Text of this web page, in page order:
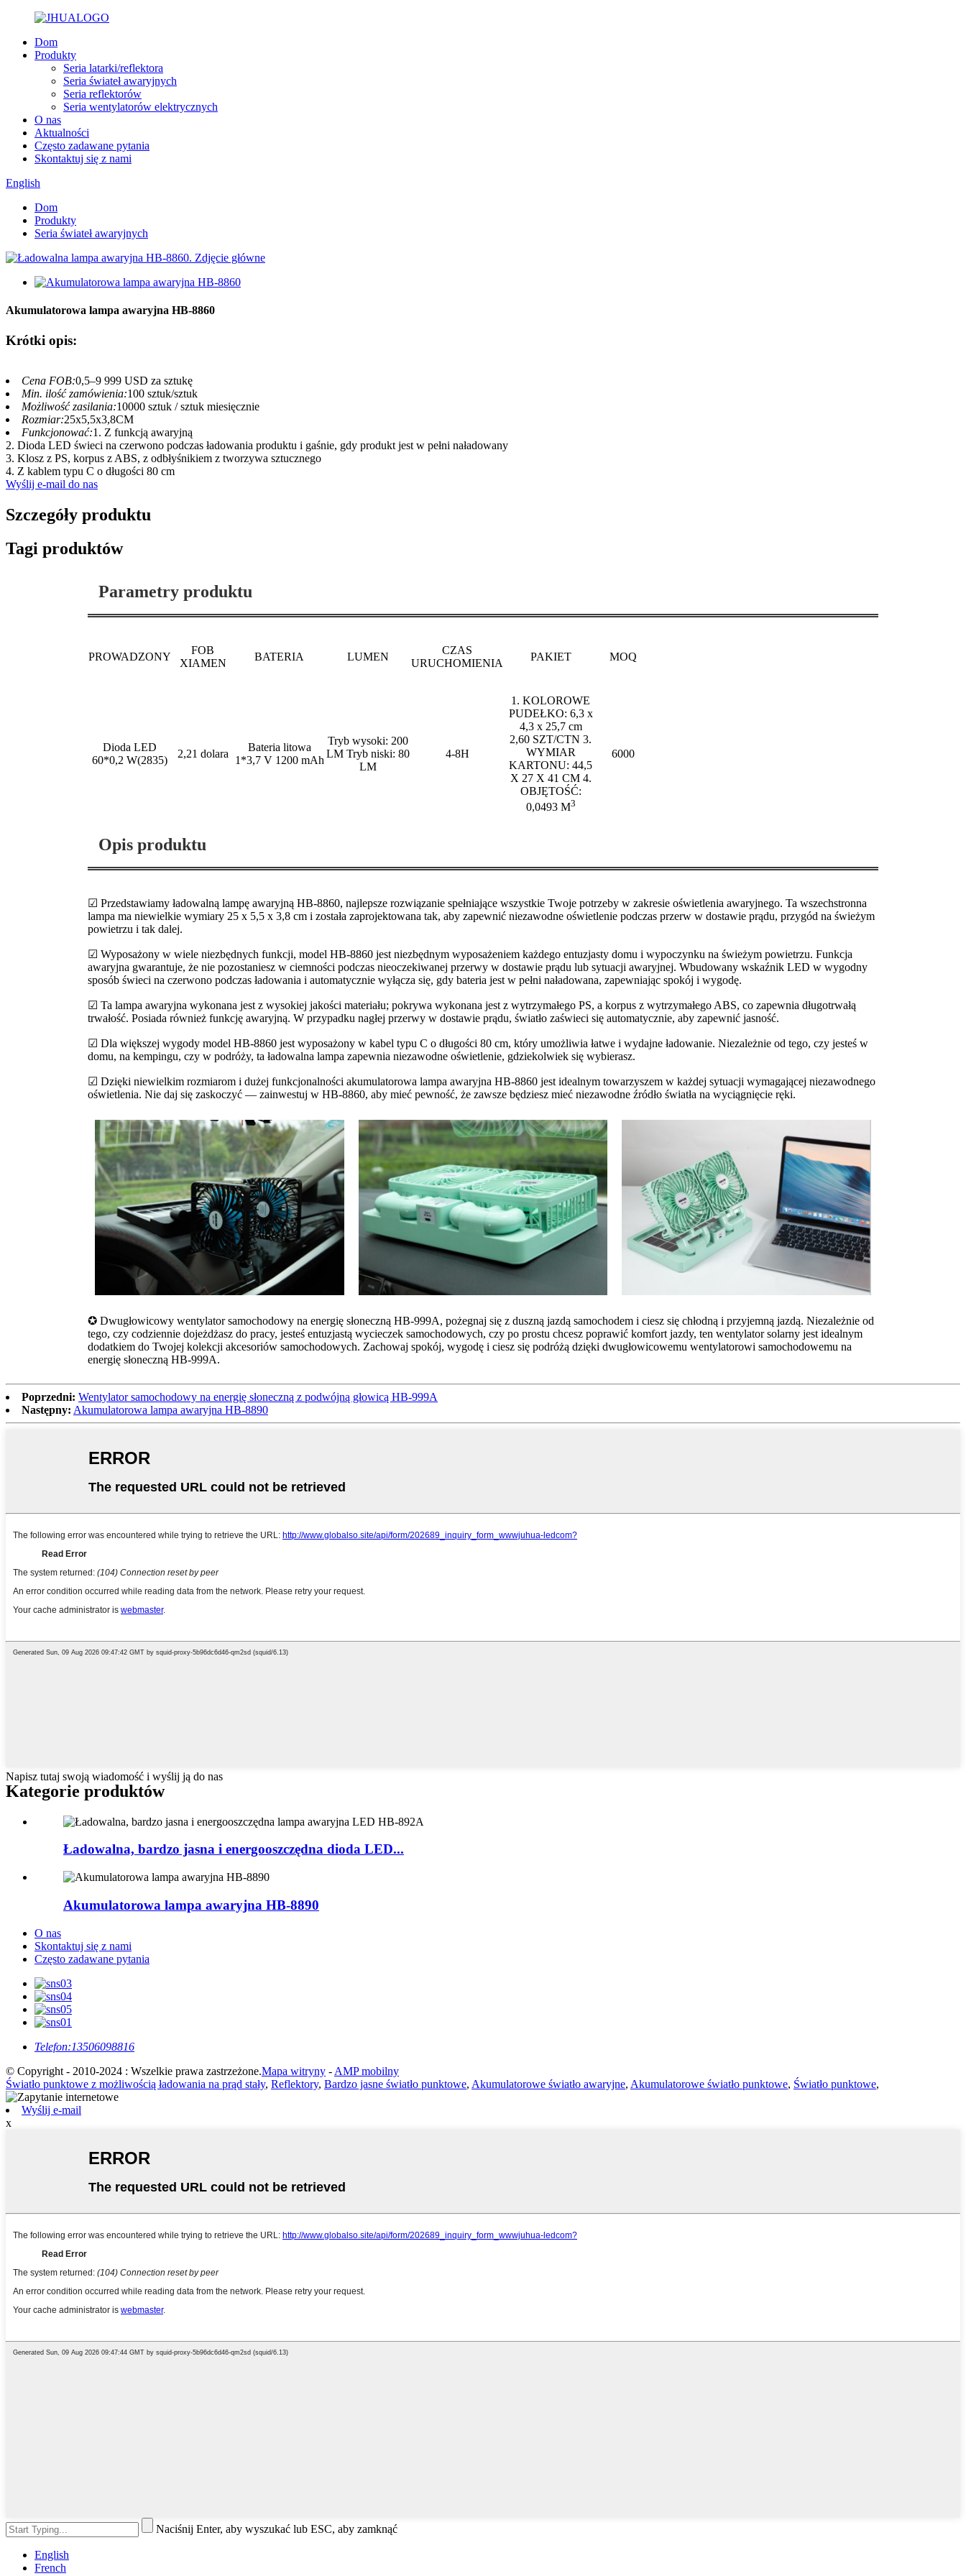
Dom
Produkty
Seria latarki/reflektora
Seria świateł awaryjnych
Seria reflektorów
Seria wentylatorów elektrycznych
O nas
Aktualności
Często zadawane pytania
Skontaktuj się z nami
English
Dom
Produkty
Seria świateł awaryjnych
Akumulatorowa lampa awaryjna HB-8860
Krótki opis:
Cena FOB:0,5–9 999 USD za sztukę
Min. ilość zamówienia:100 sztuk/sztuk
Możliwość zasilania:10000 sztuk / sztuk miesięcznie
Rozmiar:25x5,5x3,8CM
Funkcjonować:1. Z funkcją awaryjną
2. Dioda LED świeci na czerwono podczas ładowania produktu i gaśnie, gdy produkt jest w pełni naładowany
3. Klosz z PS, korpus z ABS, z odbłyśnikiem z tworzywa sztucznego
4. Z kablem typu C o długości 80 cm
Wyślij e-mail do nas
Szczegóły produktu
Tagi produktów
Parametry produktu
PROWADZONY
FOB
XIAMEN
BATERIA LUMEN
CZAS
URUCHOMIENIA
PAKIET MOQ
Dioda LED
60*0,2 W(2835)
2,21 dolara
Bateria litowa
1*3,7 V 1200 mAh
Tryb wysoki: 200
LM Tryb niski: 80
LM
4-8H
1. KOLOROWE
PUDEŁKO: 6,3 x
4,3 x 25,7 cm
2,60 SZT/CTN 3.
WYMIAR
KARTONU: 44,5
X 27 X 41 CM 4.
OBJĘTOŚĆ:
0,0493 M3
6000
Opis produktu
☑ Przedstawiamy ładowalną lampę awaryjną HB-8860, najlepsze rozwiązanie spełniające wszystkie Twoje potrzeby w zakresie oświetlenia awaryjnego. Ta wszechstronna
lampa ma niewielkie wymiary 25 x 5,5 x 3,8 cm i została zaprojektowana tak, aby zapewnić niezawodne oświetlenie podczas przerw w dostawie prądu, przygód na świeżym
powietrzu i tak dalej.
☑ Wyposażony w wiele niezbędnych funkcji, model HB-8860 jest niezbędnym wyposażeniem każdego entuzjasty domu i wypoczynku na świeżym powietrzu. Funkcja
awaryjna gwarantuje, że nie pozostaniesz w ciemności podczas nieoczekiwanej przerwy w dostawie prądu lub sytuacji awaryjnej. Wbudowany wskaźnik LED w wygodny
sposób świeci na czerwono podczas ładowania i automatycznie wyłącza się, gdy bateria jest w pełni naładowana, zapewniając spokój i wygodę.
☑ Ta lampa awaryjna wykonana jest z wysokiej jakości materiału; pokrywa wykonana jest z wytrzymałego PS, a korpus z wytrzymałego ABS, co zapewnia długotrwałą
trwałość. Posiada również funkcję awaryjną. W przypadku nagłej przerwy w dostawie prądu, światło zaświeci się automatycznie, aby zapewnić jasność.
☑ Dla większej wygody model HB-8860 jest wyposażony w kabel typu C o długości 80 cm, który umożliwia łatwe i wydajne ładowanie. Niezależnie od tego, czy jesteś w
domu, na kempingu, czy w podróży, ta ładowalna lampa zapewnia niezawodne oświetlenie, gdziekolwiek się wybierasz.
☑ Dzięki niewielkim rozmiarom i dużej funkcjonalności akumulatorowa lampa awaryjna HB-8860 jest idealnym towarzyszem w każdej sytuacji wymagającej niezawodnego
oświetlenia. Nie daj się zaskoczyć — zainwestuj w HB-8860, aby mieć pewność, że zawsze będziesz mieć niezawodne źródło światła na wyciągnięcie ręki.
✪ Dwugłowicowy wentylator samochodowy na energię słoneczną HB-999A, pożegnaj się z duszną jazdą samochodem i ciesz się chłodną i przyjemną jazdą. Niezależnie od
tego, czy codziennie dojeżdżasz do pracy, jesteś entuzjastą wycieczek samochodowych, czy po prostu chcesz poprawić komfort jazdy, ten wentylator solarny jest idealnym
dodatkiem do Twojej kolekcji akcesoriów samochodowych. Zachowaj spokój, wygodę i ciesz się podróżą dzięki dwugłowicowemu wentylatorowi samochodowemu na
energię słoneczną HB-999A.
Poprzedni: Wentylator samochodowy na energię słoneczną z podwójną głowicą HB-999A
Następny: Akumulatorowa lampa awaryjna HB-8890
Napisz tutaj swoją wiadomość i wyślij ją do nas
Kategorie produktów
Ładowalna, bardzo jasna i energooszczędna dioda LED...
Akumulatorowa lampa awaryjna HB-8890
O nas
Skontaktuj się z nami
Często zadawane pytania
Telefon:13506098816
© Copyright - 2010-2024 : Wszelkie prawa zastrzeżone.Mapa witryny - AMP mobilny
Światło punktowe z możliwością ładowania na prąd stały, Reflektory, Bardzo jasne światło punktowe, Akumulatorowe światło awaryjne, Akumulatorowe światło punktowe, Światło punktowe,
Wyślij e-mail
x
Naciśnij Enter, aby wyszukać lub ESC, aby zamknąć
English
French